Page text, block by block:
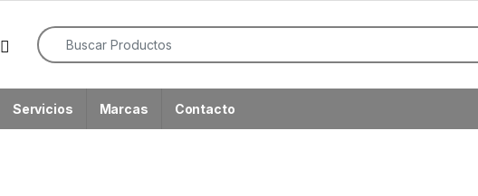
Open
Search for:
Servicios Marcas Contacto